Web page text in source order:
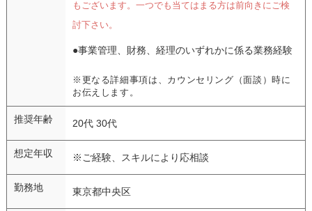
もございます。一つでも当てはまる方は前向きにご検
討下さい。
●事業管理、財務、経理のいずれかに係る業務経験
※更なる詳細事項は、カウンセリング（面談）時に
お伝えします。
推奨年齢 20代 30代
想定年収 ※ご経験、スキルにより応相談
勤務地 東京都中央区